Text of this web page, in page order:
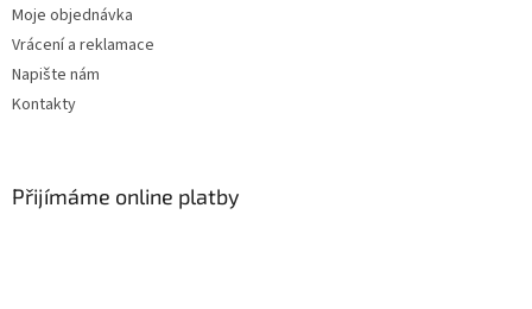
Moje objednávka
Vrácení a reklamace
Napište nám
Kontakty
Přijímáme online platby